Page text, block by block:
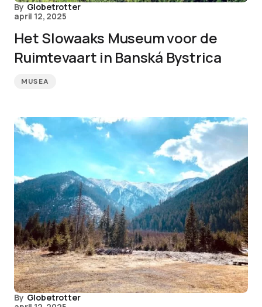
By Globetrotter
april 12, 2025
Het Slowaaks Museum voor de
Ruimtevaart in Banská Bystrica
MUSEA
By Globetrotter